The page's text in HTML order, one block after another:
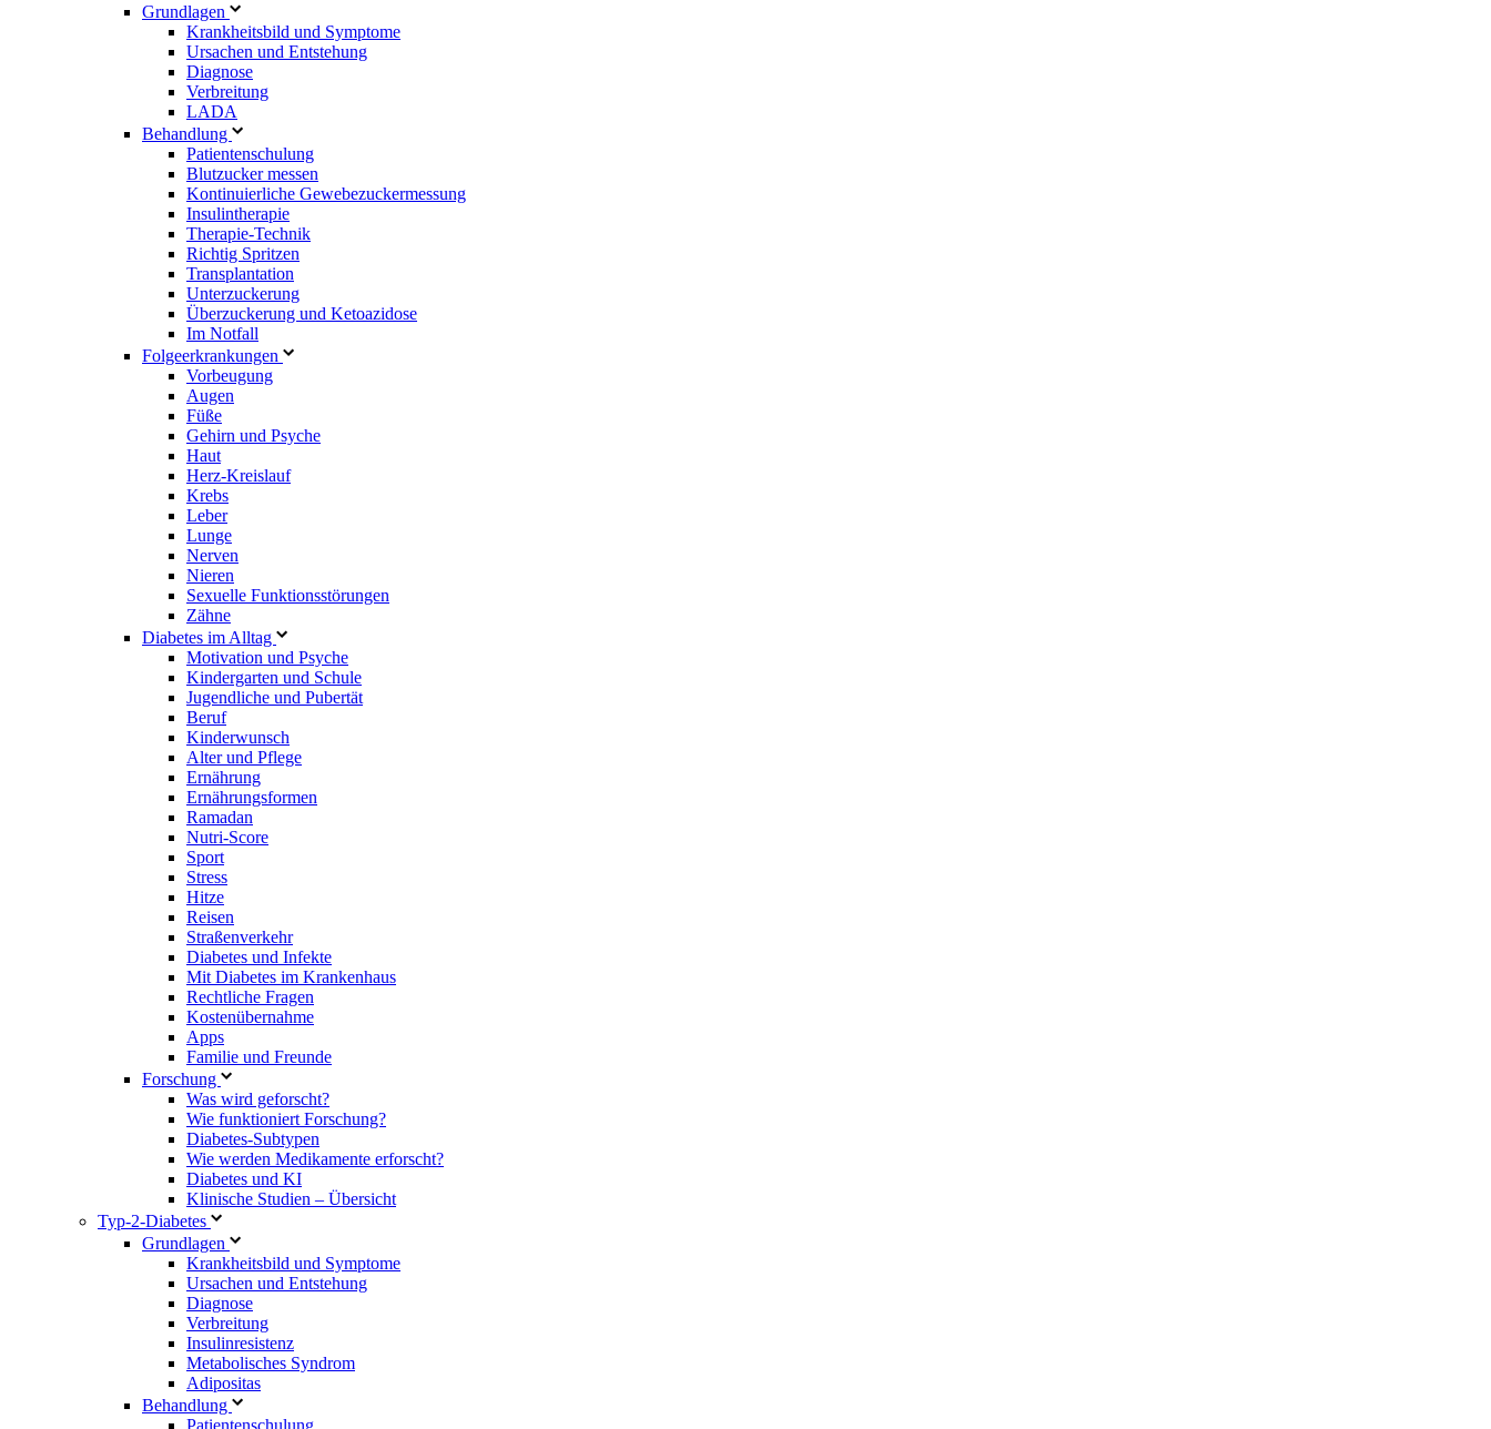
Grundlagen
Krankheitsbild und Symptome
Ursachen und Entstehung
Diagnose
Verbreitung
LADA
Behandlung
Patientenschulung
Blutzucker messen
Kontinuierliche Gewebezuckermessung
Insulintherapie
Therapie-Technik
Richtig Spritzen
Transplantation
Unterzuckerung
Überzuckerung und Ketoazidose
Im Notfall
Folgeerkrankungen
Vorbeugung
Augen
Füße
Gehirn und Psyche
Haut
Herz-Kreislauf
Krebs
Leber
Lunge
Nerven
Nieren
Sexuelle Funktionsstörungen
Zähne
Diabetes im Alltag
Motivation und Psyche
Kindergarten und Schule
Jugendliche und Pubertät
Beruf
Kinderwunsch
Alter und Pflege
Ernährung
Ernährungsformen
Ramadan
Nutri-Score
Sport
Stress
Hitze
Reisen
Straßenverkehr
Diabetes und Infekte
Mit Diabetes im Krankenhaus
Rechtliche Fragen
Kostenübernahme
Apps
Familie und Freunde
Forschung
Was wird geforscht?
Wie funktioniert Forschung?
Diabetes-Subtypen
Wie werden Medikamente erforscht?
Diabetes und KI
Klinische Studien – Übersicht
Typ-2-Diabetes
Grundlagen
Krankheitsbild und Symptome
Ursachen und Entstehung
Diagnose
Verbreitung
Insulinresistenz
Metabolisches Syndrom
Adipositas
Behandlung
Patientenschulung